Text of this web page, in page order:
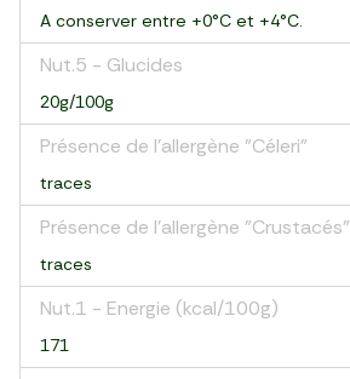
A conserver entre +0°C et +4°C.
Nut.5 - Glucides
20g/100g
Présence de l'allergène "Céleri"
traces
Présence de l'allergène "Crustacés"
traces
Nut.1 - Energie (kcal/100g)
171